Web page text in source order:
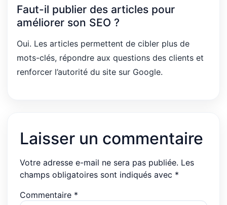
Faut-il publier des articles pour
améliorer son SEO ?
Oui. Les articles permettent de cibler plus de
mots-clés, répondre aux questions des clients et
renforcer l’autorité du site sur Google.
Laisser un commentaire
Votre adresse e-mail ne sera pas publiée. Les
champs obligatoires sont indiqués avec *
Commentaire *